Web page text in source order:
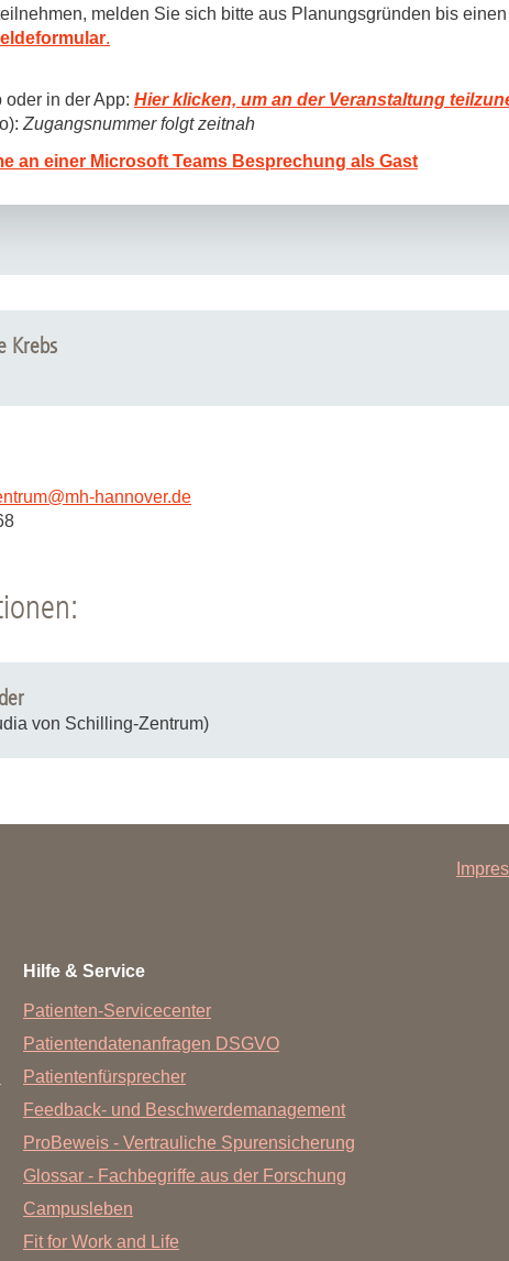
melden Sie sich bitte aus Planungsgründen bis
.
oder in der App: Hier klicken, um an der Veranstaltung
Zugangsnummer folgt zeitnah
an einer Microsoft Teams Besprechung als Gast
Krebs
@mh-hannover.de
von Schilling-Zentrum)
Hilfe & Service
Patienten-Servicecenter
Patientendatenanfragen DSGVO
Patientenfürsprecher
Feedback- und Beschwerdemanagement
ProBeweis - Vertrauliche Spurensicherung
Glossar - Fachbegriffe aus der Forschung
Campusleben
Fit for Work and Life